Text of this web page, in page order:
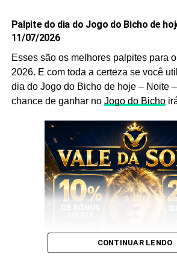
Não deixe de anotar.
Prepare caneta e papel e Anote cada
você faça o jogo perfeito, e aumente
de ganhar nojogo do bicho no dia 04
Após anotar as nossas dicas e os
são indispensáveis, pois as
ainda mais a sua chance de acertar o
no poste.
Palpite do dia do Jogo
Sem mais delongas esses são os
Palpite do dia do Jogo do Bicho de
11/07/2026
Esses são os melhores palpites para
2026. E com toda a certeza se você
dia do Jogo do Bicho de hoje – Noite
chance de ganhar no Jogo do Bicho
CONTINUAR LENDO